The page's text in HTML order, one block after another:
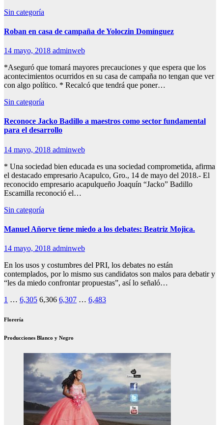
Sin categoría
Roban en casa de campaña de Yoloczin Domínguez
14 mayo, 2018 adminweb
*Aseguró que tomará mayores precauciones y que espera que los
acontecimientos ocurridos en su casa de campaña no tengan que ver
con algo político. * Recalcó que tendrá que poner…
Sin categoría
Reconoce Jacko Badillo a maestros como sector fundamental
para el desarrollo
14 mayo, 2018 adminweb
* Una sociedad bien educada es una sociedad comprometida, afirma
el destacado empresario Acapulco, Gro., 14 de mayo del 2018.- El
reconocido empresario acapulqueño Joaquín “Jacko” Badillo
Escamilla reconoció el…
Sin categoría
Manuel Añorve tiene miedo a los debates: Beatriz Mojica.
14 mayo, 2018 adminweb
En los usos y costumbres del PRI, los debates no están
contemplados, por lo mismo sus candidatos son malos para debatir y
“les da miedo confrontar propuestas”, así lo señaló…
Paginación
de
1 … 6,305 6,306 6,307 … 6,483
Florería
Producciones Blanco y Negro